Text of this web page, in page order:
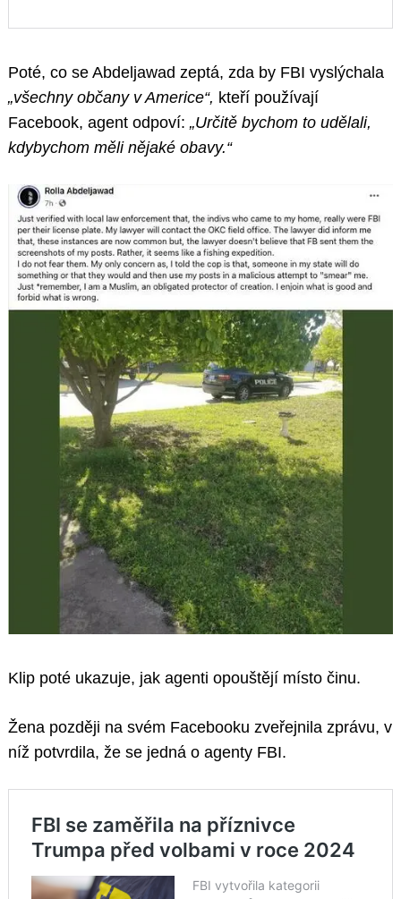
Poté, co se Abdeljawad zeptá, zda by FBI vyslýchala
„všechny občany v Americe“, kteří používají
Facebook, agent odpoví: „Určitě bychom to udělali,
kdybychom měli nějaké obavy.“
Klip poté ukazuje, jak agenti opouštějí místo činu.
Žena později na svém Facebooku zveřejnila zprávu, v
níž potvrdila, že se jedná o agenty FBI.